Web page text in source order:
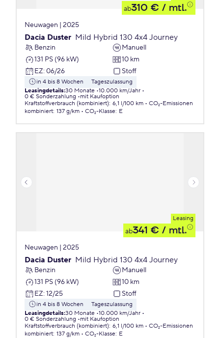
ab310 € / mtl.
Neuwagen | 2025
Dacia Duster Mild Hybrid 130 4x4 Journey
Benzin
Manuell
131 PS (96 kW)
10 km
EZ: 06/26 Stoff
in 4 bis 8 Wochen
Tageszulassung
Leasingdetails:30 Monate 10.000 km/Jahr
0 € Sonderzahlung
mit Kaufoption
Kraftstoffverbrauch (kombiniert): 6,1 l/100 km
CO₂-Emissionen
kombiniert: 137 g/km CO₂-Klasse: E
Leasing
ab341 € / mtl.
Neuwagen | 2025
Dacia Duster Mild Hybrid 130 4x4 Journey
Benzin
Manuell
131 PS (96 kW)
10 km
EZ: 12/25 Stoff
in 4 bis 8 Wochen
Tageszulassung
Leasingdetails:30 Monate 10.000 km/Jahr
0 € Sonderzahlung
mit Kaufoption
Kraftstoffverbrauch (kombiniert): 6,1 l/100 km
CO₂-Emissionen
kombiniert: 137 g/km CO₂-Klasse: E